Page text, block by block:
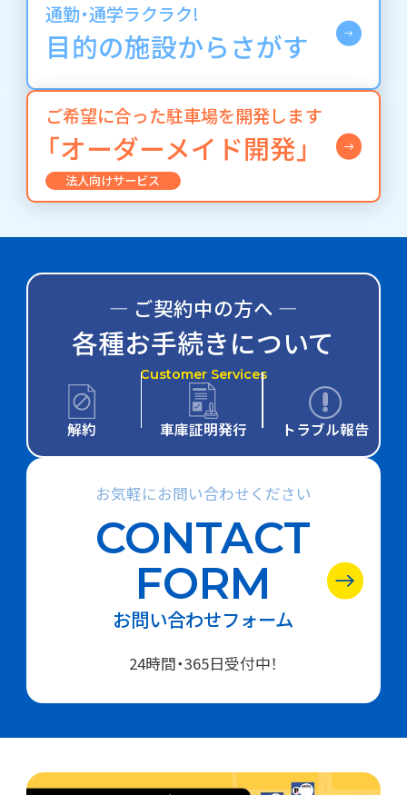
通勤・通学ラクラク!
目的の施設からさがす
ご希望に合った駐車場を開発します
「オーダーメイド開発」
法人向けサービス
― ご契約中の方へ ―
各種お手続きについて
Customer Services
解約 車庫証明発行 トラブル報告
お気軽にお問い合わせください
CONTACT
FORM
お問い合わせフォーム
24時間・365日受付中！